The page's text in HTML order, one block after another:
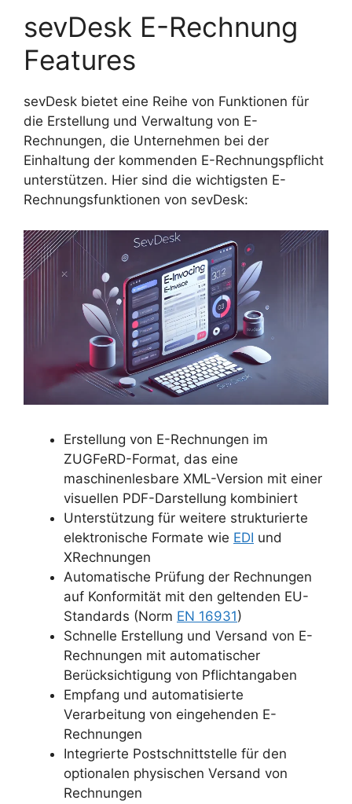
sevDesk E-Rechnung
Features
sevDesk bietet eine Reihe von Funktionen für
die Erstellung und Verwaltung von E-
Rechnungen, die Unternehmen bei der
Einhaltung der kommenden E-Rechnungspflicht
unterstützen. Hier sind die wichtigsten E-
Rechnungsfunktionen von sevDesk:
Erstellung von E-Rechnungen im
ZUGFeRD-Format, das eine
maschinenlesbare XML-Version mit einer
visuellen PDF-Darstellung kombiniert
Unterstützung für weitere strukturierte
elektronische Formate wie EDI und
XRechnungen
Automatische Prüfung der Rechnungen
auf Konformität mit den geltenden EU-
Standards (Norm EN 16931)
Schnelle Erstellung und Versand von E-
Rechnungen mit automatischer
Berücksichtigung von Pflichtangaben
Empfang und automatisierte
Verarbeitung von eingehenden E-
Rechnungen
Integrierte Postschnittstelle für den
optionalen physischen Versand von
Rechnungen